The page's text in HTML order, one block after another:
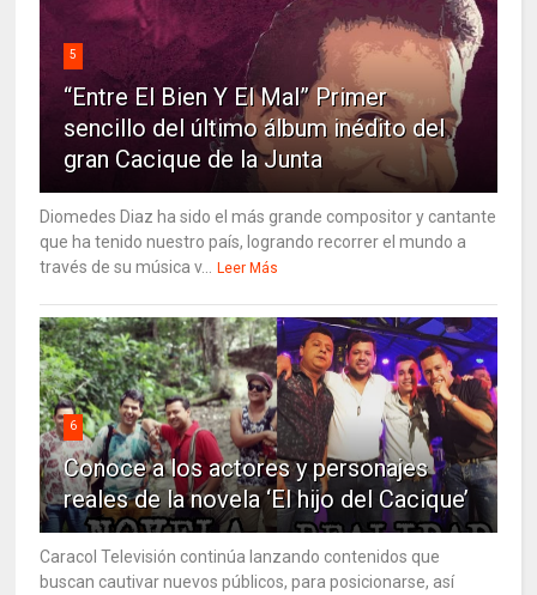
5
“Entre El Bien Y El Mal” Primer
sencillo del último álbum inédito del
gran Cacique de la Junta
Diomedes Diaz ha sido el más grande compositor y cantante
que ha tenido nuestro país, logrando recorrer el mundo a
través de su música v...
Leer Más
6
Conoce a los actores y personajes
reales de la novela ‘El hijo del Cacique’
Caracol Televisión continúa lanzando contenidos que
buscan cautivar nuevos públicos, para posicionarse, así